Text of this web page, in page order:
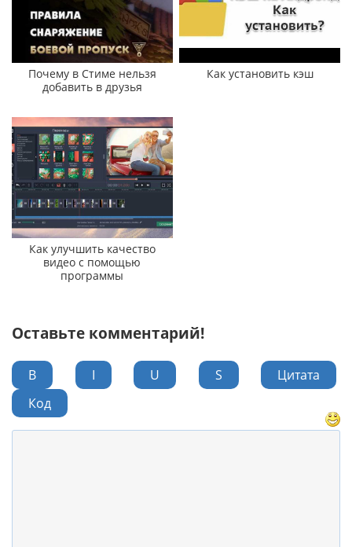
Почему в Стиме нельзя
добавить в друзья
Как установить кэш
Как улучшить качество
видео с помощью
программы
Оставьте комментарий!
B I U S
Цитата
Код